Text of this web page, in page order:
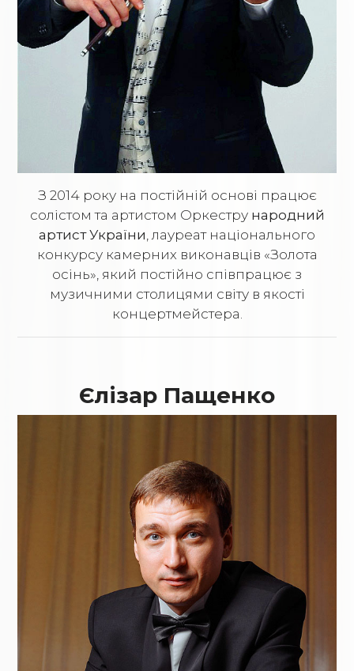
З 2014 року на постійній основі працює
солістом та артистом Оркестру народний
артист України , лауреат національного
конкурсу камерних виконавців «Золота
осінь», який постійно співпрацює з
музичними столицями світу в якості
концертмейстера.
Єлізар Пащенко